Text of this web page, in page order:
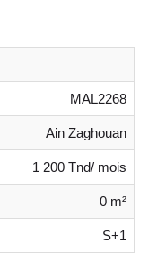
MAL2268
Ain Zaghouan
1 200 Tnd/ mois
0 m²
S+1